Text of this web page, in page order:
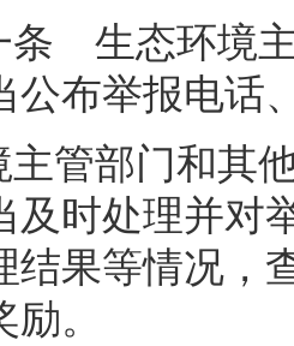
条 生态环境
公布举报电话
管部门和其
及时处理并对
结果等情况，
。